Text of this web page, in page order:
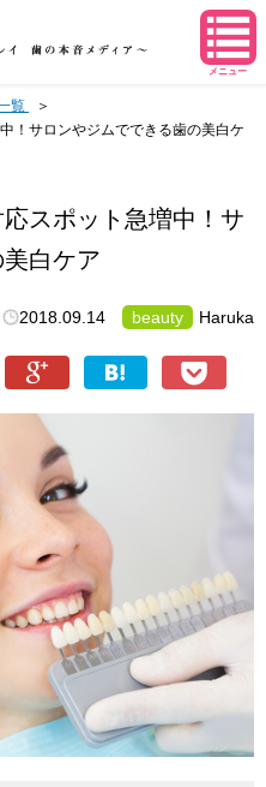
メニュー
覧
！サロンやジムでできる歯の美白ケ
スポット急増中！サ
白ケア
2018.09.14 beauty Haruka